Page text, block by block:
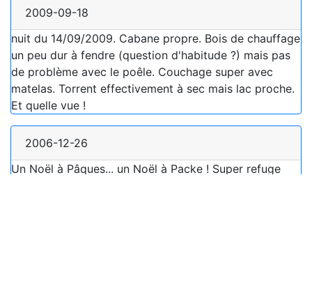
2009-09-18
nuit du 14/09/2009. Cabane propre. Bois de chauffage
un peu dur à fendre (question d'habitude ?) mais pas
de problème avec le poêle. Couchage super avec
matelas. Torrent effectivement à sec mais lac proche.
Et quelle vue !
2006-12-26
Un Noël à Pâques... un Noël à Packe ! Super refuge